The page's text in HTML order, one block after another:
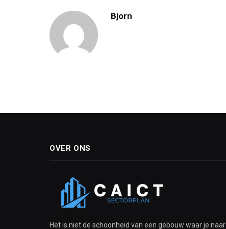
Bjorn
OVER ONS
Het is niet de schoonheid van een gebouw waar je naar